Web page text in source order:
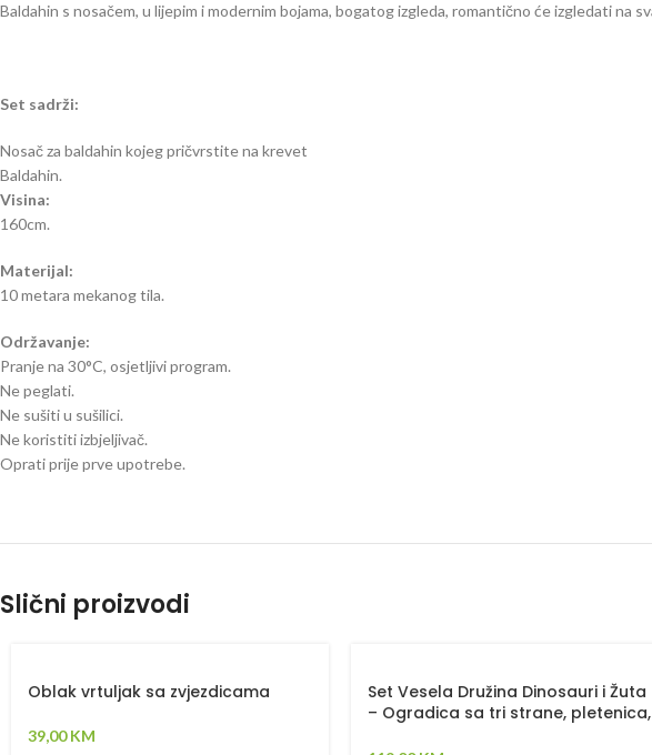
Baldahin s nosačem, u lijepim i modernim bojama, bogatog izgleda, romantično će izgledati na
Set sadrži:
Nosač za baldahin kojeg pričvrstite na krevet
Baldahin.
Visina:
160cm.
Materijal:
10 metara mekanog tila.
Održavanje:
Pranje na 30°C, osjetljivi program.
Ne peglati.
Ne sušiti u sušilici.
Ne koristiti izbjeljivač.
Oprati prije prve upotrebe.
Slični proizvodi
Oblak vrtuljak sa zvjezdicama
39,00KM
Set Vesela Družina Dinosauri i Žuta
– Ogradica sa tri strane, pletenica,